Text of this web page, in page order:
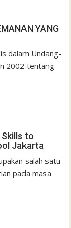
YANG
dalam Undang-
2002 tentang
to
Jakarta
salah satu
pada masa